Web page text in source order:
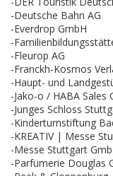
-Deutsche Bahn AG
-Everdrop GmbH
-
-Fleurop AG
-Franckh-Kosmos
-Haupt- und
-Jako-o / HABA Sales
-Junges Schloss
-Kinderturnstiftung
-KREATIV | Messe
-Messe Stuttgart
-Parfümerie Douglas